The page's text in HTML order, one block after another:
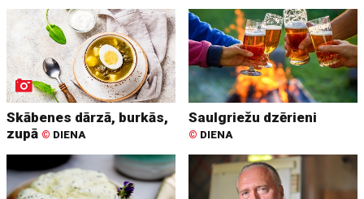
Skābenes dārzā, burkās,
zupā © DIENA
Saulgriežu dzērieni
© DIENA